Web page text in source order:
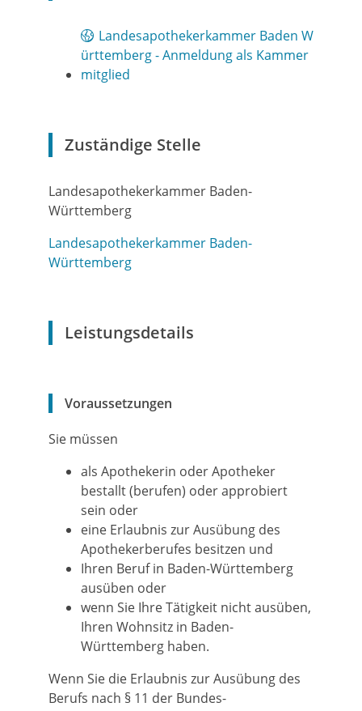
Landesapothekerkammer Baden W
ürttemberg - Anmeldung als Kammer
mitglied
Zuständige Stelle
Landesapothekerkammer Baden-
Württemberg
Landesapothekerkammer Baden-
Württemberg
Leistungsdetails
Voraussetzungen
Sie müssen
als Apothekerin oder Apotheker
bestallt (berufen) oder approbiert
sein oder
eine Erlaubnis zur Ausübung des
Apothekerberufes besitzen und
Ihren Beruf in Baden-Württemberg
ausüben oder
wenn Sie Ihre Tätigkeit nicht ausüben,
Ihren Wohnsitz in Baden-
Württemberg haben.
Wenn Sie die Erlaubnis zur Ausübung des
Berufs nach § 11 der Bundes-